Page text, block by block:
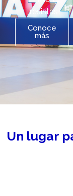
resistas!
Conoce
más
Un lugar